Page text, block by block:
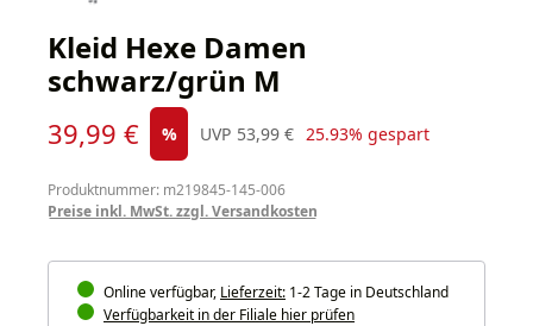
Kleid Hexe Damen
schwarz/grün M
Verkaufspreis:
39,99 € % UVP
Regulärer Preis:
53,99 € 25.93% gespart
Produktnummer: m219845-145-006
Preise inkl. MwSt. zzgl. Versandkosten
Online verfügbar, Lieferzeit: 1-2 Tage in Deutschland
Verfügbarkeit in der Filiale hier prüfen